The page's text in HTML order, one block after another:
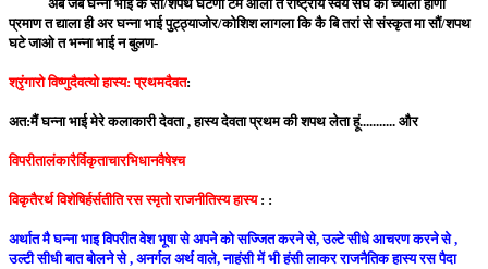
अब जब घन्ना भाई क सौं/शपथ घटणो टैम आलो त राष्ट्रीय स्वयं संघ का च्याला होणो
प्रमाण त द्याला ही अर घन्ना भाई पुट्ठ्याजोर/कोशिश लागला कि कै बि तरां से संस्कृत मा सौं/शपथ
घटे जाओ त भन्ना भाई न बुलण-
श्रृंगारो विष्णुदैवत्यो हास्य: प्रथमदैवत:
अत:मैं घन्ना भाई मेरे कलाकारी देवता , हास्य देवता प्रथम की शपथ लेता हूं........... और
विपरीतालंकारैर्विकृताचारभिधानवैषेश्च
विकृतैरर्थ विशेषिर्हर्सतीति रस स्मृतो राजनीतिस्य हास्य : :
अर्थात मै घन्ना भाइ विपरीत वेश भूषा से अपने को सज्जित करने से, उल्टे सीधे आचरण करने से ,
उल्टी सीधी बात बोलने से , अनर्गल अर्थ वाले, नाहंसी में भी हंसी लाकर राजनैतिक हास्य रस पैदा